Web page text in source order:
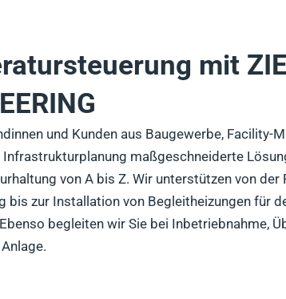
mit
und Kunden aus Baugewerbe, Facility-
Infrastrukturplanung maßgeschneiderte
von A bis Z. Wir unterstützen von
bis zur Installation von Begleitheizungen für
begleiten wir Sie bei Inbetriebnahme,